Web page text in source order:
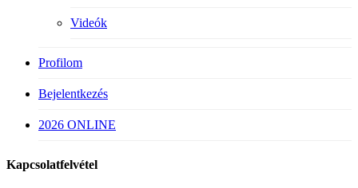
Videók
Profilom
Bejelentkezés
2026 ONLINE
Kapcsolatfelvétel